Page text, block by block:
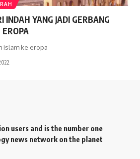
INDAH YANG JADI GERBANG
islam ke eropa
users and is the number one
news network on the planet